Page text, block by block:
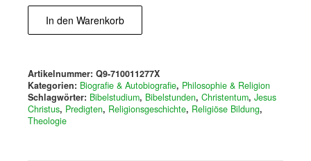
Bibelstunden
Leben
Jesu
(1.
Teil)
Menge
In den Warenkorb
Artikelnummer: Q9-710011277X
Kategorien: Biografie & Autobiografie, Philosophie & Religion
Schlagwörter: Bibelstudium, Bibelstunden, Christentum, Jesus
Christus, Predigten, Religionsgeschichte, Religiöse Bildung,
Theologie